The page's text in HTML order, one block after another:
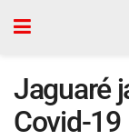
Jaguaré
Covid-19